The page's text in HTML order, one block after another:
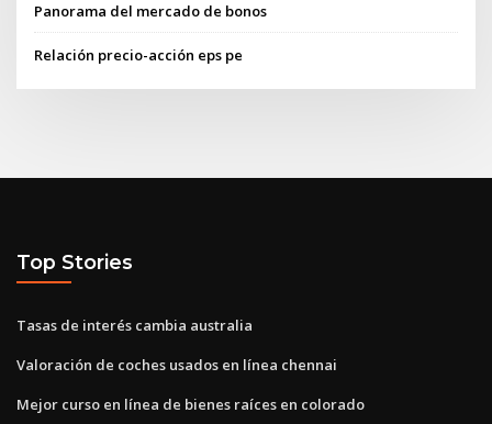
Panorama del mercado de bonos
Relación precio-acción eps pe
Top Stories
Tasas de interés cambia australia
Valoración de coches usados ​​en línea chennai
Mejor curso en línea de bienes raíces en colorado